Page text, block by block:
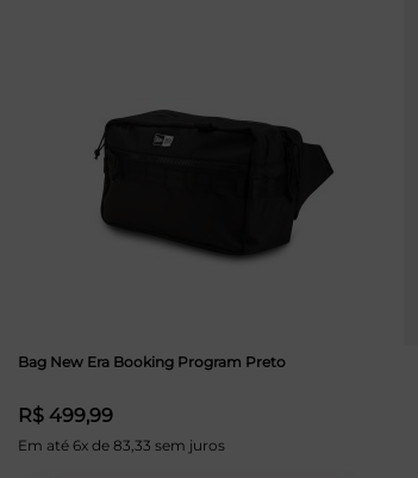
Bag New Era Booking Program Preto
R$ 499,99
Em até 6x de 83,33 sem juros